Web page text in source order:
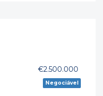
€2.500.000
Negociável